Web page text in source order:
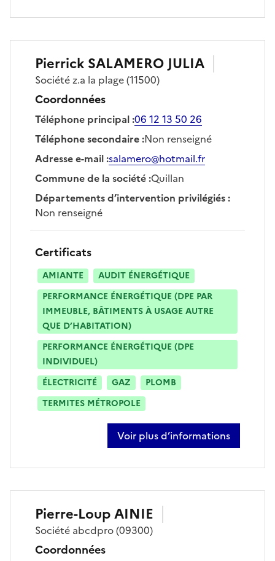
Pierrick SALAMERO JULIA
Sociétéz.a la plage(11500)
Coordonnées
Téléphone principal:06 12 13 50 26
Téléphone secondaire:Non renseigné
Adresse e-mail:salamero@hotmail.fr
Commune de la société:Quillan
Départements d’intervention privilégiés:
Non renseigné
Certificats
AMIANTE
AUDIT ÉNERGÉTIQUE
PERFORMANCE ÉNERGÉTIQUE (DPE PAR
IMMEUBLE, BÂTIMENTS À USAGE AUTRE
QUE D’HABITATION)
PERFORMANCE ÉNERGÉTIQUE (DPE
INDIVIDUEL)
ÉLECTRICITÉ
GAZ
PLOMB
TERMITES MÉTROPOLE
Voir plus d’informations
sur pierrick salamero julia
Pierre-LoupAINIE
Société abcdpro(09300)
Coordonnées